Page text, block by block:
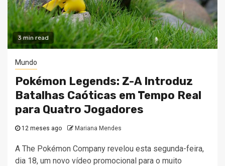
3 min read
Mundo
Pokémon Legends: Z-A Introduz
Batalhas Caóticas em Tempo Real
para Quatro Jogadores
12 meses ago Mariana Mendes
A The Pokémon Company revelou esta segunda-feira,
dia 18, um novo vídeo promocional para o muito